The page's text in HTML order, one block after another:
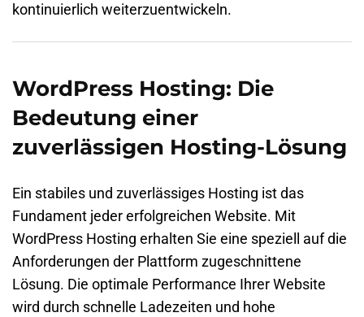
kontinuierlich weiterzuentwickeln.
WordPress Hosting: Die
Bedeutung einer
zuverlässigen Hosting-Lösung
Ein stabiles und zuverlässiges Hosting ist das
Fundament jeder erfolgreichen Website. Mit
WordPress Hosting erhalten Sie eine speziell auf die
Anforderungen der Plattform zugeschnittene
Lösung. Die optimale Performance Ihrer Website
wird durch schnelle Ladezeiten und hohe